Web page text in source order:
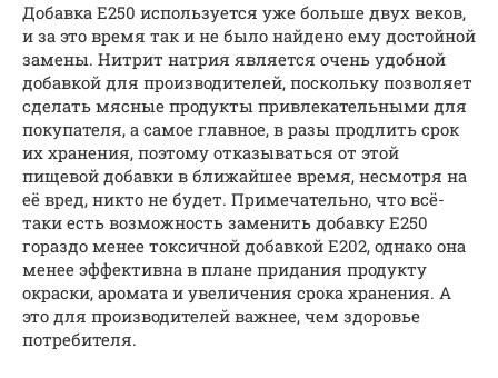
Добавка Е250 используется уже больше двух веков,
и за это время так и не было найдено ему достойной
замены. Нитрит натрия является очень удобной
добавкой для производителей, поскольку позволяет
сделать мясные продукты привлекательными для
покупателя, а самое главное, в разы продлить срок
их хранения, поэтому отказываться от этой
пищевой добавки в ближайшее время, несмотря на
её вред, никто не будет. Примечательно, что всё-
таки есть возможность заменить добавку Е250
гораздо менее токсичной добавкой Е202, однако она
менее эффективна в плане придания продукту
окраски, аромата и увеличения срока хранения. А
это для производителей важнее, чем здоровье
потребителя.